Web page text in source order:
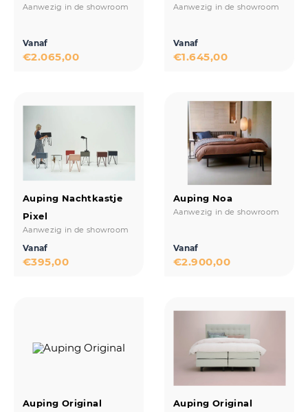
Aanwezig in de showroom
Vanaf
€2.065,00
Aanwezig in de showroom
Vanaf
€1.645,00
Auping Nachtkastje
Pixel
Aanwezig in de showroom
Vanaf
€395,00
Auping Noa
Aanwezig in de showroom
Vanaf
€2.900,00
Auping Original
Auping Original